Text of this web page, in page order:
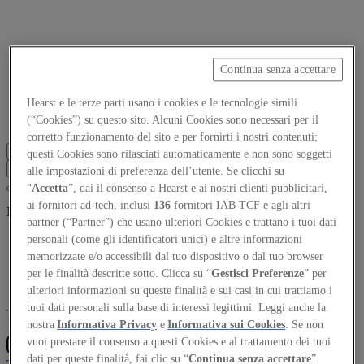
Contatti
Log in
Nothing found
The Global Architecture Platforfm
Hearst e le terze parti usano i cookies e le tecnologie simili
(“Cookies”) su questo sito. Alcuni Cookies sono necessari per il
corretto funzionamento del sito e per fornirti i nostri contenuti;
questi Cookies sono rilasciati automaticamente e non sono soggetti
alle impostazioni di preferenza dell’utente. Se clicchi su
“Accetta”, dai il consenso a Hearst e ai nostri clienti pubblicitari,
ai fornitori ad-tech, inclusi 136 fornitori IAB TCF e agli altri
partner (“Partner”) che usano ulteriori Cookies e trattano i tuoi dati
personali (come gli identificatori unici) e altre informazioni
memorizzate e/o accessibili dal tuo dispositivo o dal tuo browser
per le finalità descritte sotto. Clicca su “Gestisci Preferenze” per
ulteriori informazioni su queste finalità e sui casi in cui trattiamo i
tuoi dati personali sulla base di interessi legittimi. Leggi anche la
nostraInformativa Privacy eInformativa sui Cookies. Se non
vuoi prestare il consenso a questi Cookies e al trattamento dei tuoi
dati per queste finalità, fai clic su “Continua senza accettare”.
Continua senza accettare